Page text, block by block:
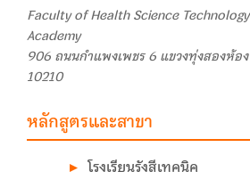
Faculty of Health Science
Academy
906 ถนนกำแพงเพชร 6 แขวงทุ่งสองห้อ
10210
หลักสูตรและสาขา
โรงเรียนรังสีเทคนิค